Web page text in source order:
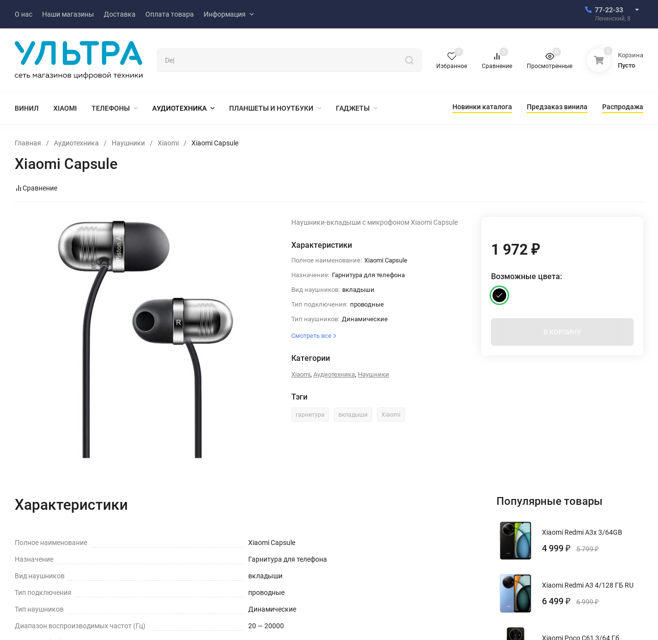
О нас Наши магазины Доставка Оплата товара Информация
77-22-33
Ленинский, 8
Избранное
0
Сравнение
0
Просмотренные
0 0
Корзина
Пусто
ВИНИЛ XIAOMI ТЕЛЕФОНЫ АУДИОТЕХНИКА ПЛАНШЕТЫ И НОУТБУКИ ГАДЖЕТЫ Новинки каталога Предзаказ винила Распродажа
Главная / Аудиотехника / Наушники / Xiaomi / Xiaomi Capsule
Xiaomi Capsule
Сравнение
Наушники-вкладыши с микрофоном Xiaomi Capsule
Характеристики
Полное наименование: Xiaomi Capsule
Назначение: Гарнитура для телефона
Вид наушников: вкладыши
Тип подключения: проводные
Тип наушников: Динамические
Смотреть все
Категории
Xiaomi, Аудиотехника, Наушники
Тэги
гарнитура вкладыши Xiaomi
1 972₽
Возможные цвета:
В КОРЗИНУ
Характеристики
Полное наименование Xiaomi Capsule
Назначение Гарнитура для телефона
Вид наушников вкладыши
Тип подключения проводные
Тип наушников Динамические
Диапазон воспроизводимых частот (Гц) 20 — 20000
Популярные товары
Xiaomi Redmi A3x 3/64GB
4 999 ₽ 5 799₽
Xiaomi Redmi A3 4/128 ГБ RU
6 499 ₽ 6 999₽
Xiaomi Poco C61 3/64 Гб